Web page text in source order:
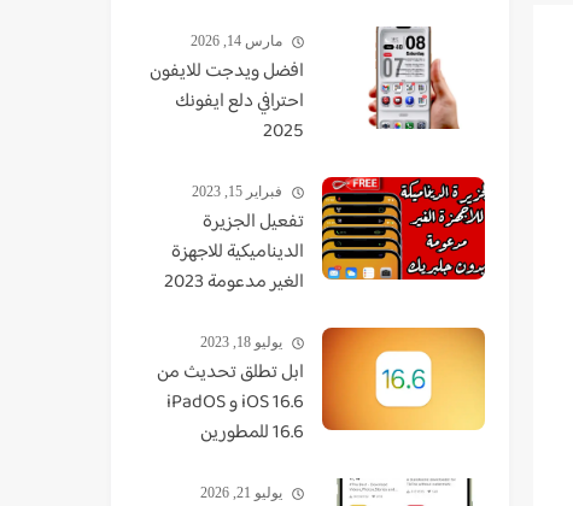
مارس 14, 2026
افضل ويدجت للايفون
احترافي دلع ايفونك
2025
فبراير 15, 2023
تفعيل الجزيرة
الديناميكية للاجهزة
الغير مدعومة 2023
يوليو 18, 2023
ابل تطلق تحديث من
iOS 16.6 و iPadOS
16.6 للمطورين
يوليو 21, 2026